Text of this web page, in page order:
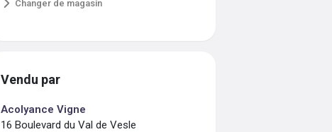
Changer de magasin
Vendu par
Acolyance Vigne
16 Boulevard du Val de Vesle